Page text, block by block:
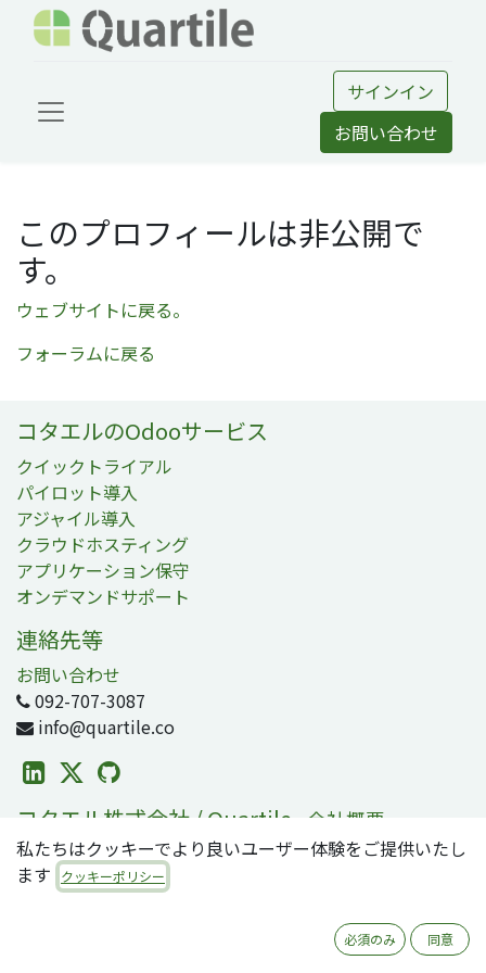
サインイン
お問い合わせ
このプロフィールは非公開で
す。
ウェブサイトに戻る。
フォーラムに戻る
コタエルのOdooサービス
クイックトライアル
パイロット導入
アジャイル導入
クラウドホスティング
アプリケーション保守
オンデマンドサポート
連絡先等
お問い合わせ
092-707-3087
info@quartile.co
コタエル株式会社 / Quartile 会社概要
コタエルは日本および世界各地のお客様のOdoo導入を支
援しています。
Odooは2800万人のユーザが利用する、世界で最も人気の
オープンソースビジネスアプリ/ERPスイートです。零細・
私たちはクッキーでより良いユーザー体験をご提供いたし
ます
クッキーポリシー
必須のみ 同意